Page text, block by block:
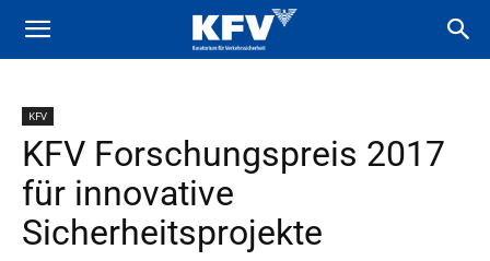
KFV
KFV Forschungspreis 2017
für innovative
Sicherheitsprojekte